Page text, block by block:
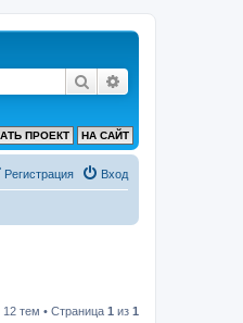
Поиск
НА САЙТ
ПРОЕКТ
Вход
Регистрация
12 тем • Страница 1 из 1